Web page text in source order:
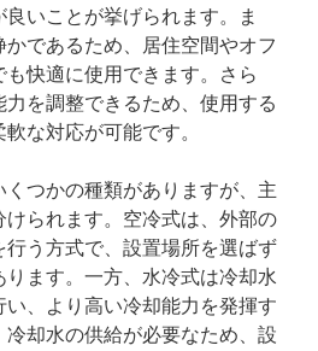
いことが挙げられます。ま
であるため、居住空間やオフ
も快適に使用できます。さら
を調整できるため、使用する
な対応が可能です。
つかの種類がありますが、主
られます。空冷式は、外部の
う方式で、設置場所を選ばず
ます。一方、水冷式は冷却水
、より高い冷却能力を発揮す
却水の供給が必要なため、設